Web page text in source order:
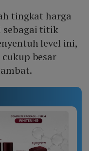
tingkat harga
sebagai titik
level ini,
besar